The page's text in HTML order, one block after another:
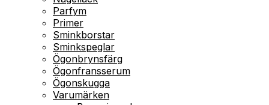
Parfym
Primer
Sminkborstar
Sminkspeglar
Ögonbrynsfärg
Ögonfransserum
Ögonskugga
Varumärken